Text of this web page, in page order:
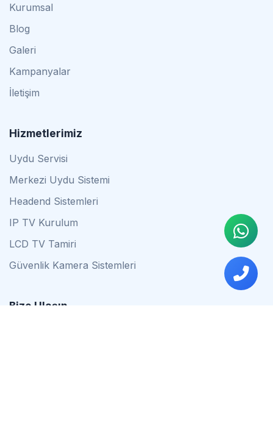
Kurumsal
Blog
Galeri
Kampanyalar
İletişim
Hizmetlerimiz
Uydu Servisi
Merkezi Uydu Sistemi
Headend Sistemleri
IP TV Kurulum
LCD TV Tamiri
Güvenlik Kamera Sistemleri
Bize Ulaşın